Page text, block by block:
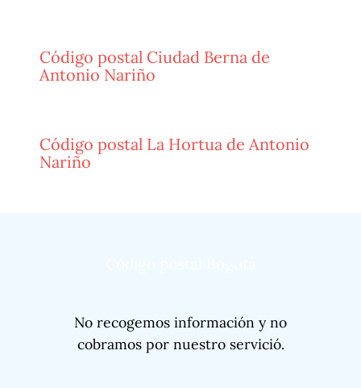
Código postal Ciudad Berna de
Antonio Nariño
Código postal La Hortua de Antonio
Nariño
No recogemos información y no
cobramos por nuestro servició.